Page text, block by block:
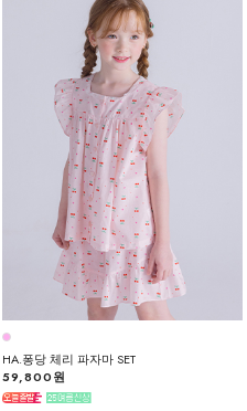
HA.퐁당 체리 파자마 SET
59,800원